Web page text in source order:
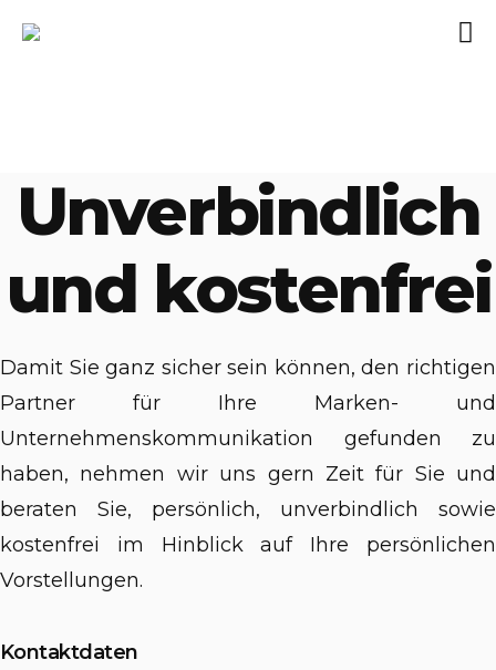
Unverbindlich
und kostenfrei
Damit Sie ganz sicher sein können, den richtigen
Partner für Ihre Marken- und
Unternehmenskommunikation gefunden zu
haben, nehmen wir uns gern Zeit für Sie und
beraten Sie, persönlich, unverbindlich sowie
kostenfrei im Hinblick auf Ihre persönlichen
Vorstellungen.
Kontaktdaten